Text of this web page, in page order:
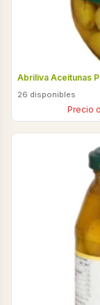
Abriliva Aceitunas
26 disponibles
Precio